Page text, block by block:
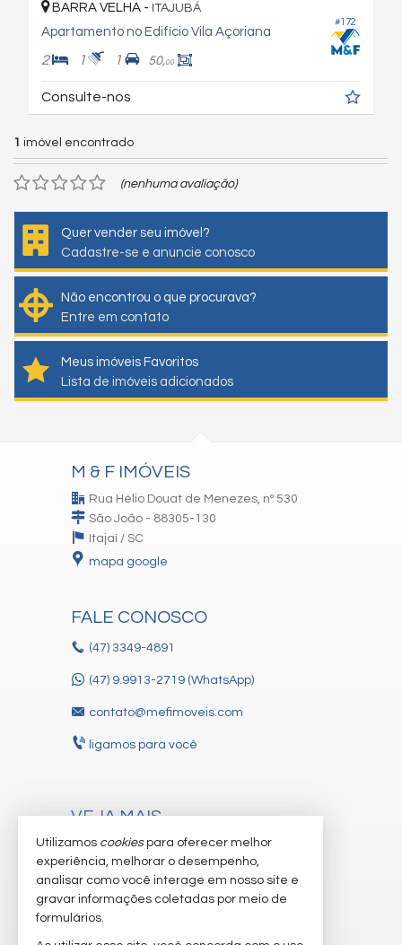
#172
BARRA VELHA - ITAJUBÁ
Apartamento no Edifício Vila Açoriana
2 1 1 50,00
Consulte-nos
1 imóvel encontrado
(nenhuma avaliação)
Quer vender seu imóvel?
Cadastre-se e anuncie conosco
Não encontrou o que procurava?
Entre em contato
Meus imóveis Favoritos
Lista de imóveis adicionados
M & F IMÓVEIS
Rua Hélio Douat de Menezes, nº 530
São João - 88305-130
Itajaí / SC
mapa google
FALE CONOSCO
(47) 3349-4891
(47) 9.9913-2719 (WhatsApp)
contato@mefimoveis.com
ligamos para você
VEJA MAIS
receba nosso newsletter
cadastre seu imóvel
Utilizamos cookiespara oferecer melhor
experiência, melhorar o desempenho,
analisar como você interage em nosso site e
gravar informações coletadas por meio de
formulários.